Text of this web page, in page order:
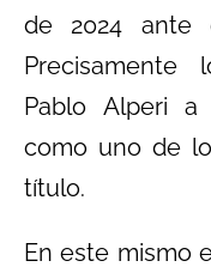
de 2024 ante
Precisamente
Pablo Alperi
como uno de
título.
En este mismo